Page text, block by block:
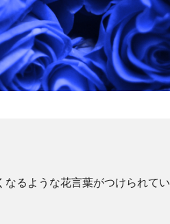
るような花言葉がつけられてい